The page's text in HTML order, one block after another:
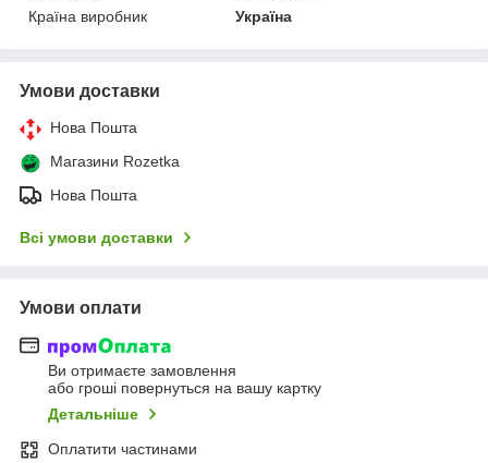
Країна виробник
Україна
Умови доставки
Нова Пошта
Магазини Rozetka
Нова Пошта
Всі умови доставки
Умови оплати
Ви отримаєте замовлення
або гроші повернуться на вашу картку
Детальніше
Оплатити частинами